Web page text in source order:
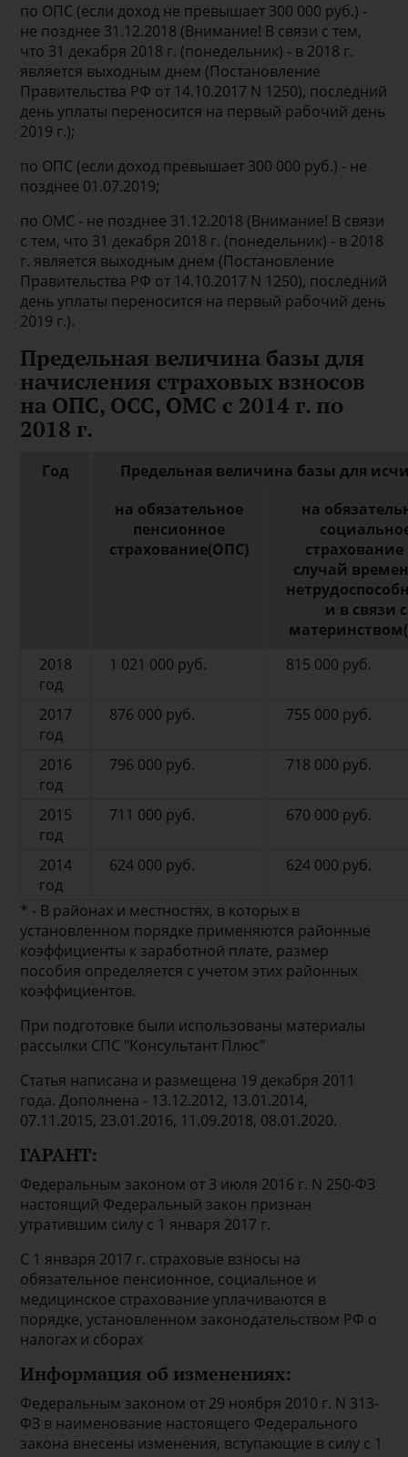
по ОПС (если доход не превышает 300 000 руб.) -
не позднее 31.12.2018 (Внимание! В связи с тем,
что 31 декабря 2018 г. (понедельник) - в 2018 г.
является выходным днем (Постановление
Правительства РФ от 14.10.2017 N 1250), последний
день уплаты переносится на первый рабочий день
2019 г.);
по ОПС (если доход превышает 300 000 руб.) - не
позднее 01.07.2019;
по ОМС - не позднее 31.12.2018 (Внимание! В связи
с тем, что 31 декабря 2018 г. (понедельник) - в 2018
г. является выходным днем (Постановление
Правительства РФ от 14.10.2017 N 1250), последний
день уплаты переносится на первый рабочий день
2019 г.).
Предельная величина базы для
начисления страховых взносов
на ОПС, ОСС, ОМС с 2014 г. по
2018 г.
Год
Предельная величина базы для
на обязательное
пенсионное
страхование(ОПС)
на
страхование
случай
и в связи с
2018
год
1 021 000 руб. 815 000 руб.
2017
год
876 000 руб. 755 000 руб.
2016
год
796 000 руб. 718 000 руб.
2015
год
711 000 руб. 670 000 руб.
2014
год
624 000 руб. 624 000 руб.
* - В районах и местностях, в которых в
установленном порядке применяются районные
коэффициенты к заработной плате, размер
пособия определяется с учетом этих районных
коэффициентов.
При подготовке были использованы материалы
рассылки СПС "Консультант Плюс"
Статья написана и размещена 19 декабря 2011
года. Дополнена - 13.12.2012, 13.01.2014,
07.11.2015, 23.01.2016, 11.09.2018, 08.01.2020.
ГАРАНТ:
Федеральным законом от 3 июля 2016 г. N 250-ФЗ
настоящий Федеральный закон признан
утратившим силу с 1 января 2017 г.
С 1 января 2017 г. страховые взносы на
обязательное пенсионное, социальное и
медицинское страхование уплачиваются в
порядке, установленном законодательством РФ о
налогах и сборах
Информация об изменениях:
Федеральным законом от 29 ноября 2010 г. N 313-
ФЗ в наименование настоящего Федерального
закона внесены изменения, вступающие в силу с 1